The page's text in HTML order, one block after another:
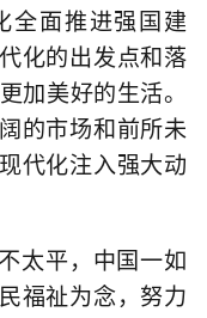
全面推进强国建
化的出发点和落
加美好的生活。
的市场和前所未
代化注入强大动
太平，中国一如
福祉为念，努力